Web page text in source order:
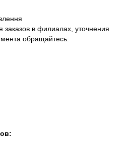
в филиалах, уточнения
обращайтесь: